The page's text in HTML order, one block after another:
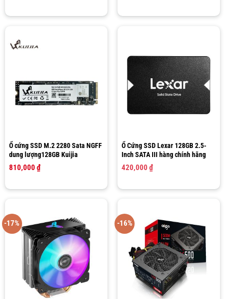
720,000 ₫.là:
Ổ cứng SSD M.2 2280 Sata NGFF
dung lượng128GB Kuijia
810,000 ₫
Ổ Cứng SSD Lexar 128GB 2.5-
Inch SATA III hàng chính hãng
420,000 ₫
-17% -16%